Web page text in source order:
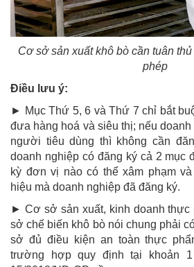
Cơ sở sản xuất khô bò cần tuân
phép
Điều lưu ý:
► Mục Thứ 5, 6 và Thứ 7 chỉ bắt
đưa hàng hoá và siêu thị; nếu
người tiêu dùng thì không cần
doanh nghiệp có đăng ký cả 2 mục
kỳ đơn vị nào có thể xâm phạm
hiệu mà doanh nghiệp đã đăng ký.
► Cơ sở sản xuất, kinh doanh thực
sở chế biến khô bò nói chung phải
sở đủ điều kiện an toàn thực
trường hợp quy định tại khoản